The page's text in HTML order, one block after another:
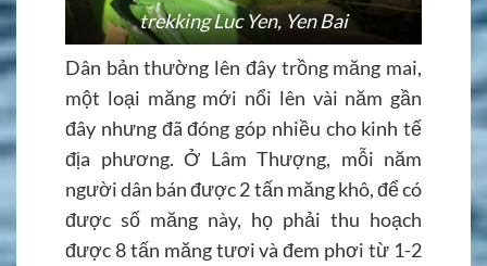
trekking Luc Yen, Yen Bai
Dân bản thường lên đây trồng măng mai,
một loại măng mới nổi lên vài năm gần
đây nhưng đã đóng góp nhiều cho kinh tế
địa phương. Ở Lâm Thượng, mỗi năm
người dân bán được 2 tấn măng khô, để có
được số măng này, họ phải thu hoạch
được 8 tấn măng tươi và đem phơi từ 1-2